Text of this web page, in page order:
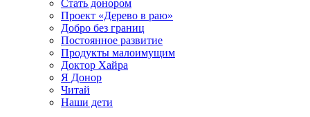
Стать донором
Проект «Дерево в раю»
Добро без границ
Постоянное развитие
Продукты малоимущим
Доктор Хайра
Я Донор
Читай
Наши дети